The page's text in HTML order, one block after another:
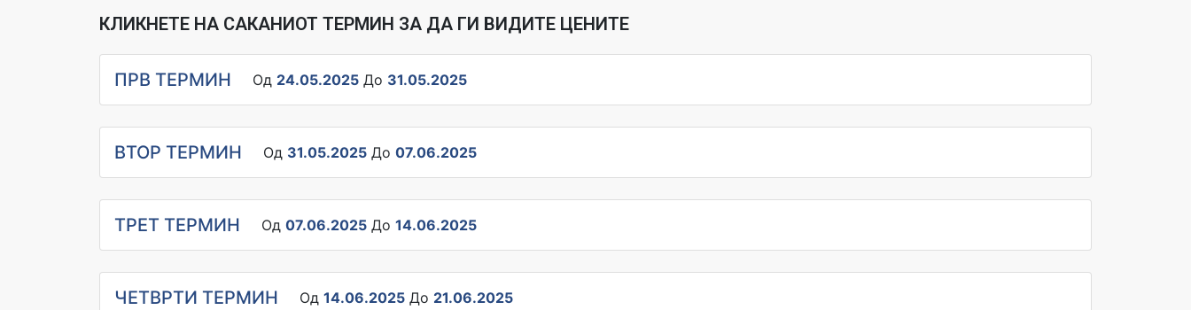
КЛИКНЕТЕ НА САКАНИОТ ТЕРМИН ЗА ДА ГИ ВИДИТЕ ЦЕНИТЕ
ПРВ ТЕРМИН Од 24.05.2025 До 31.05.2025
ВТОР ТЕРМИН Од 31.05.2025 До 07.06.2025
ТРЕТ ТЕРМИН Од 07.06.2025 До 14.06.2025
ЧЕТВРТИ ТЕРМИН Од 14.06.2025 До 21.06.2025